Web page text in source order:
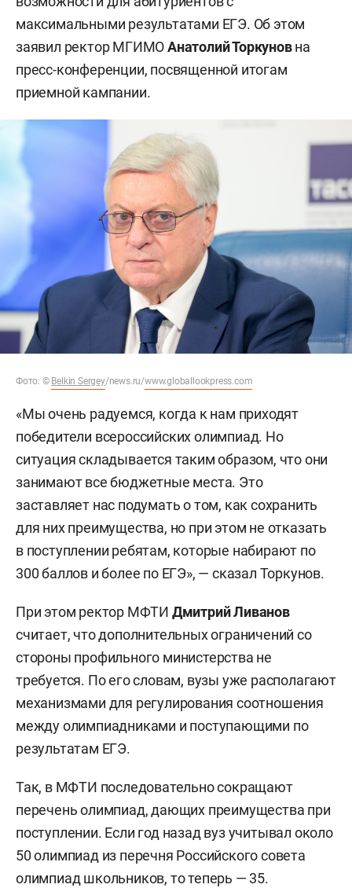
максимальными результатами ЕГЭ. Об этом
заявил ректор МГИМОАнатолий Торкуновна
пресс-конференции, посвященной итогам
приемной кампании.
Фото: © Belkin Sergey/news.ru/www.globallookpress.com
«Мы очень радуемся, когда к нам приходят
победители всероссийских олимпиад. Но
ситуация складывается таким образом, что они
занимают все бюджетные места. Это
заставляет нас подумать о том, как сохранить
для них преимущества, но при этом не отказать
в поступлении ребятам, которые набирают по
300 баллов и более по ЕГЭ», — сказал Торкунов.
При этом ректор МФТИ Дмитрий Ливанов
считает, что дополнительных ограничений со
стороны профильного министерства не
требуется. По его словам, вузы уже располагают
механизмами для регулирования соотношения
между олимпиадниками и поступающими по
результатам ЕГЭ.
Так, в МФТИ последовательно сокращают
перечень олимпиад, дающих преимущества при
поступлении. Если год назад вуз учитывал около
50 олимпиад из перечня Российского совета
олимпиад школьников, то теперь — 35.